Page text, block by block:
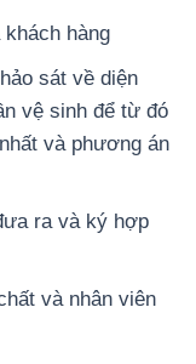
hàng
sát về diện
vệ sinh để từ đó
và phương án
ra và ký hợp
và nhân viên